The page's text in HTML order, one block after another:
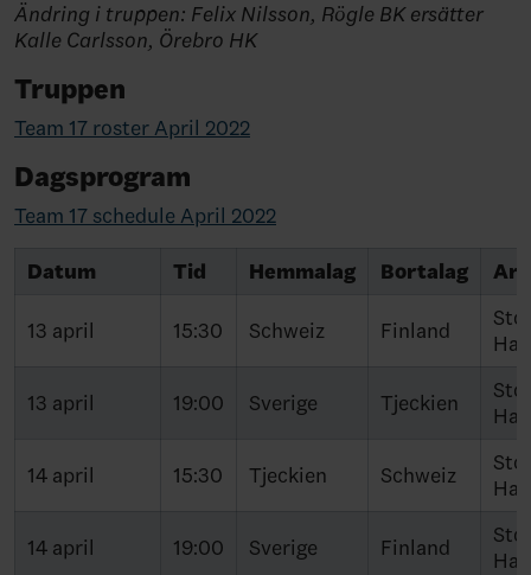
Ändring i truppen: Felix Nilsson, Rögle BK ersätter
Kalle Carlsson, Örebro HK
Truppen
Team 17 roster April 2022
Dagsprogram
Team 17 schedule April 2022
Datum Tid Hemmalag Bortalag
13 april 15:30 Schweiz Finland
13 april 19:00 Sverige Tjeckien
14 april 15:30 Tjeckien Schweiz
14 april 19:00 Sverige Finland